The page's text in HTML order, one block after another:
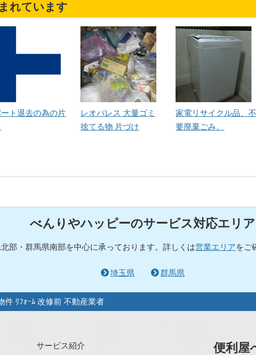
れています
ト退去の為の片
レオパレス 大量ゴミ
捨てる物 片づけ
家電リサイクル品、
要廃棄ごみ。
べんりやハッピーのサービス対応エリア
部・群馬県南部を中心に承っております。詳しくは営業エリアをご
埼玉県 群馬県
件 ﾘﾌｫｰﾑ 改修前 不動産業者
サービス紹介 便利屋